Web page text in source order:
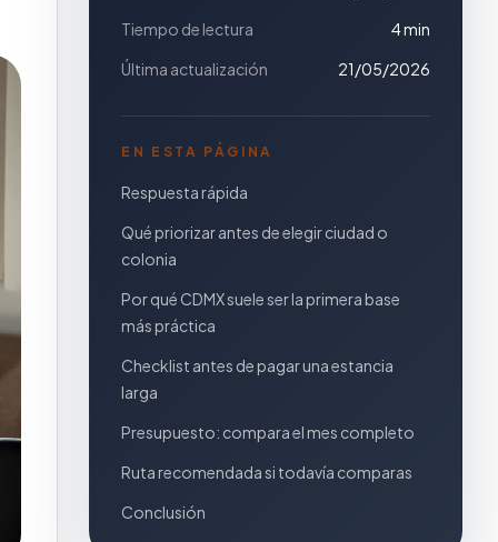
Tiempo de lectura
4 min
Última actualización
21/05/2026
EN ESTA PÁGINA
Respuesta rápida
Qué priorizar antes de elegir ciudad o
colonia
Por qué CDMX suele ser la primera base
más práctica
Checklist antes de pagar una estancia
larga
Presupuesto: compara el mes completo
Ruta recomendada si todavía comparas
Conclusión